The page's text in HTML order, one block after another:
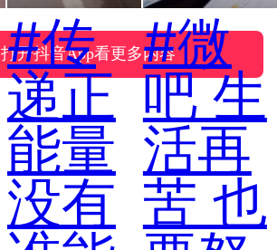
#传
递正
能量
没有
#微
吧 生
活再
苦 也
打开抖音App看更多内容